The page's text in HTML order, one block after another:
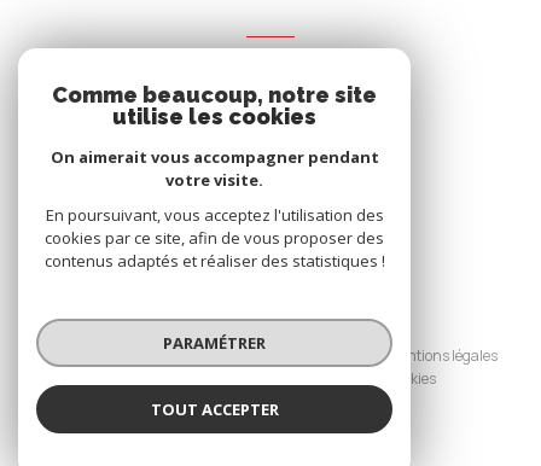
Nous adhérons
© 2026 | Tous droits réservés
Nos honoraires
Nos partenaires
Mentions légales
Cookies
Réalisé par :
Comme beaucoup, notre site
utilise les cookies
On aimerait vous accompagner pendant
votre visite.
En poursuivant, vous acceptez l'utilisation des
cookies par ce site, afin de vous proposer des
contenus adaptés et réaliser des statistiques !
PARAMÉTRER
TOUT ACCEPTER